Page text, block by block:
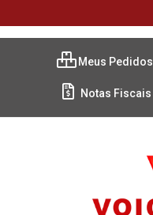
Meus Pedidos
Notas Fiscais